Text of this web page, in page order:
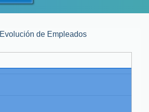
Evolución de Empleados